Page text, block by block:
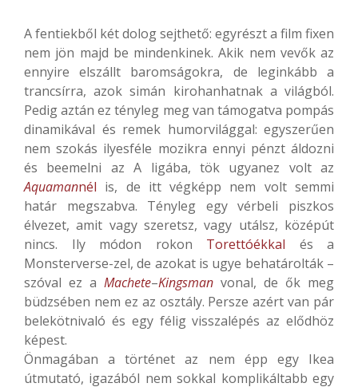
A fentiekből két dolog sejthető: egyrészt a film fixen
nem jön majd be mindenkinek. Akik nem vevők az
ennyire elszállt baromságokra, de leginkább a
trancsírra, azok simán kirohanhatnak a világból.
Pedig aztán ez tényleg meg van támogatva pompás
dinamikával és remek humorvilággal: egyszerűen
nem szokás ilyesféle mozikra ennyi pénzt áldozni
és beemelni az A ligába, tök ugyanez volt az
Aquamannél is, de itt végképp nem volt semmi
határ megszabva. Tényleg egy vérbeli piszkos
élvezet, amit vagy szeretsz, vagy utálsz, középút
nincs. Ily módon rokon Torettóékkal és a
Monsterverse-zel, de azokat is ugye behatárolták –
szóval ez a Machete–Kingsman vonal, de ők meg
büdzsében nem ez az osztály. Persze azért van pár
belekötnivaló és egy félig visszalépés az elődhöz
képest.
Önmagában a történet az nem épp egy Ikea
útmutató, igazából nem sokkal komplikáltabb egy